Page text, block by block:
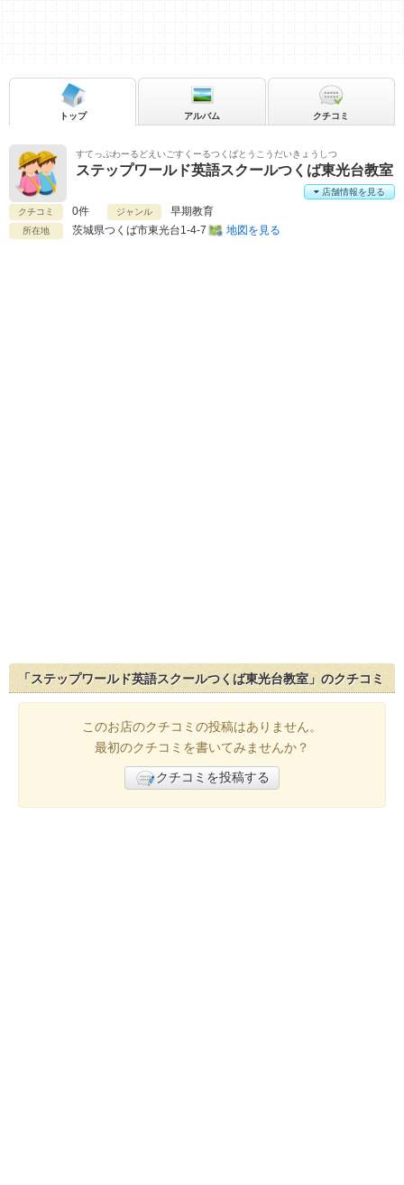
すてっぷわーるどえいごすくーるつくばとうこうだいきょうしつ
ステップワールド英語スクールつくば東光台教室
クチコミ 0件 ジャンル 早期教育
所在地 茨城県つくば市東光台1-4-7 地図を見る
店舗情報を見る
トップ アルバム クチコミ
「ステップワールド英語スクールつくば東光台教室」のクチコミ
このお店のクチコミの投稿はありません。
最初のクチコミを書いてみませんか？
クチコミを投稿する